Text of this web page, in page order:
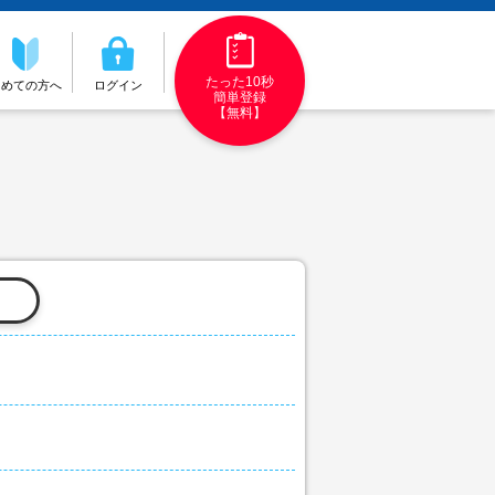
ての方へ ログイン
たった10秒
簡単登録
【無料】